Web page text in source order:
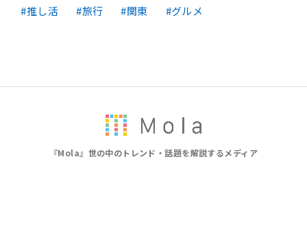
推し活
旅行 関東 グルメ
『Mola』世の中のトレンド・話題を解説するメディア